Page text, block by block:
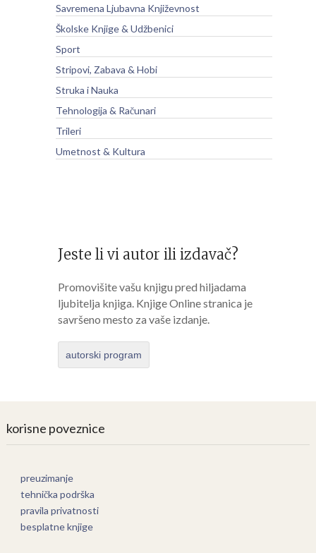
Savremena Ljubavna Književnost
Školske Knjige & Udžbenici
Sport
Stripovi, Zabava & Hobi
Struka i Nauka
Tehnologija & Računari
Trileri
Umetnost & Kultura
Jeste li vi autor ili izdavač?
Promovišite vašu knjigu pred hiljadama
ljubitelja knjiga. Knjige Online stranica je
savršeno mesto za vaše izdanje.
autorski program
korisne poveznice
preuzimanje
tehnička podrška
pravila privatnosti
besplatne knjige